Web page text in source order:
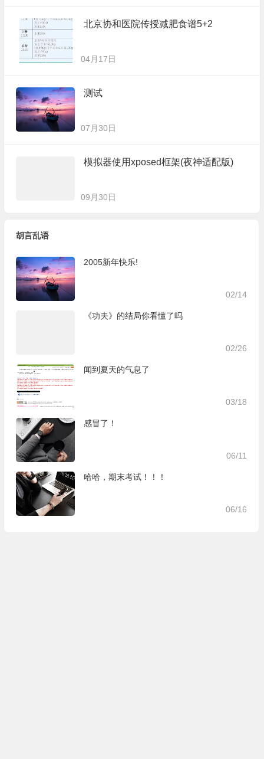
北京协和医院传授减肥食谱5+2
04月17日
测试
07月30日
模拟器使用xposed框架(夜神适配版)
09月30日
胡言乱语
2005新年快乐!
02/14
《功夫》的结局你看懂了吗
02/26
闻到夏天的气息了
03/18
感冒了！
06/11
哈哈，期末考试！！！
06/16